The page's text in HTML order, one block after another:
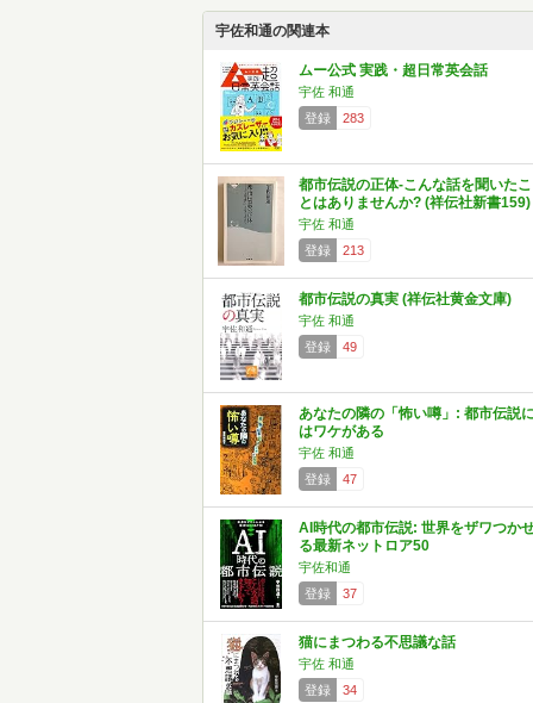
宇佐和通の関連本
ムー公式 実践・超日常英会話
宇佐 和通
登録
283
都市伝説の正体-こんな話を聞いたこ
とはありませんか? (祥伝社新書159)
宇佐 和通
登録
213
都市伝説の真実 (祥伝社黄金文庫)
宇佐 和通
登録
49
あなたの隣の「怖い噂」: 都市伝説
はワケがある
宇佐 和通
登録
47
AI時代の都市伝説: 世界をザワつか
る最新ネットロア50
宇佐和通
登録
37
猫にまつわる不思議な話
宇佐 和通
登録
34